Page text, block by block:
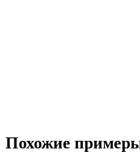
Похожие